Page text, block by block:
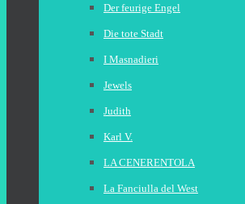
Der feurige Engel
Die tote Stadt
I Masnadieri
Jewels
Judith
Karl V.
LA CENERENTOLA
La Fanciulla del West